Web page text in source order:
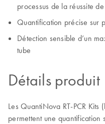
processus de la réussite de
Quantification précise sur
Détection sensible d’un
tube
Détails produit
Les QuantiNova RT-PCR Kits
permettent une quantification